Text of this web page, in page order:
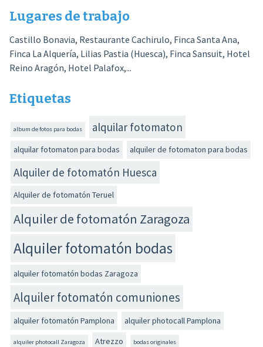
Lugares de trabajo
Castillo Bonavia, Restaurante Cachirulo, Finca Santa Ana,
Finca La Alquería, Lilias Pastia (Huesca), Finca Sansuit, Hotel
Reino Aragón, Hotel Palafox,...
Etiquetas
album de fotos para bodas alquilar fotomaton
alquilar fotomaton para bodas alquiler de fotomaton para bodas
Alquiler de fotomatón Huesca
Alquiler de fotomatón Teruel
Alquiler de fotomatón Zaragoza
Alquiler fotomatón bodas
alquiler fotomatón bodas Zaragoza
Alquiler fotomatón comuniones
alquiler fotomatón Pamplona alquiler photocall Pamplona
alquiler photocall Zaragoza Atrezzo bodas originales